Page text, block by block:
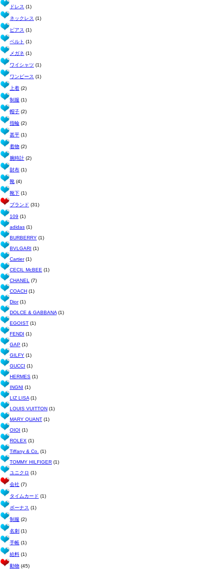
ドレス (1)
ネックレス (1)
ピアス (1)
ベルト (1)
メガネ (1)
ワイシャツ (1)
ワンピース (1)
上着 (2)
制服 (1)
帽子 (2)
指輪 (2)
甚平 (1)
着物 (2)
腕時計 (2)
財布 (1)
靴 (4)
靴下 (1)
ブランド (31)
109 (1)
adidas (1)
BURBERRY (1)
BVLGARI (1)
Cartier(1)
CECIL McBEE (1)
CHANEL
(7)
COACH (1)
Dior(1)
DOLCE & GABBANA (1)
EGOIST (1)
FENDI (1)
GAP (1)
GILFY (1)
GUCCI (1)
HERMES (1)
INGNI (1)
LIZ LISA (1)
LOUIS VUITTON (1)
MARY QUANT (1)
OIOI (1)
ROLEX (1)
Tiffany & Co. (1)
TOMMY HILFIGER (1)
ユニクロ (1)
会社 (7)
タイムカード (1)
ボーナス (1)
制服 (2)
名刺 (1)
手帳 (1)
給料 (1)
動物 (45)